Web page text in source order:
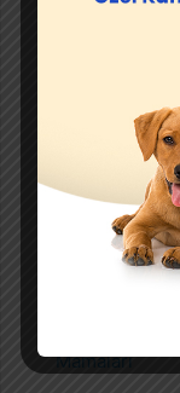
youtube abone
Mamaları